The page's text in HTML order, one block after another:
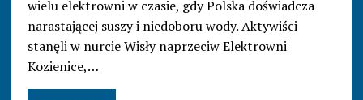
wielu elektrowni w czasie, gdy Polska doświadcza
narastającej suszy i niedoboru wody. Aktywiści
stanęli w nurcie Wisły naprzeciw Elektrowni
Kozienice,…